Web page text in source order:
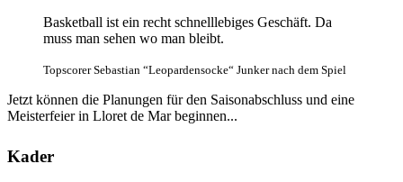
Basketball ist ein recht schnelllebiges Geschäft. Da
muss man sehen wo man bleibt.
Topscorer Sebastian “Leopardensocke“ Junker nach dem Spiel
Jetzt können die Planungen für den Saisonabschluss und eine
Meisterfeier in Lloret de Mar beginnen...
Kader